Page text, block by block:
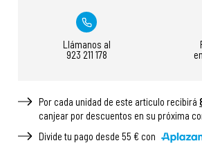
Llámanos al
923 211 178
Por cada unidad de este articulo recibirá
canjear por descuentos en su próxima
Divide tu pago desde 55 € con